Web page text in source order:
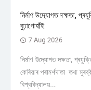
নিৰ্মাণ উদ্যোগত দক্ষতা,
বুঢ়াগোহাঁই
7 Aug 2026
নিৰ্মাণ উদ্যোগত দক্ষতা,
কেৰিয়াৰ পৰামৰ্শদাতা তথা
বিশ্ববিদ্যালয়...